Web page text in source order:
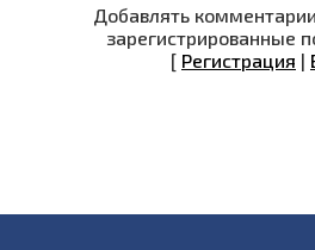
Добавлять
зарегистрированные
[ Регистрация |